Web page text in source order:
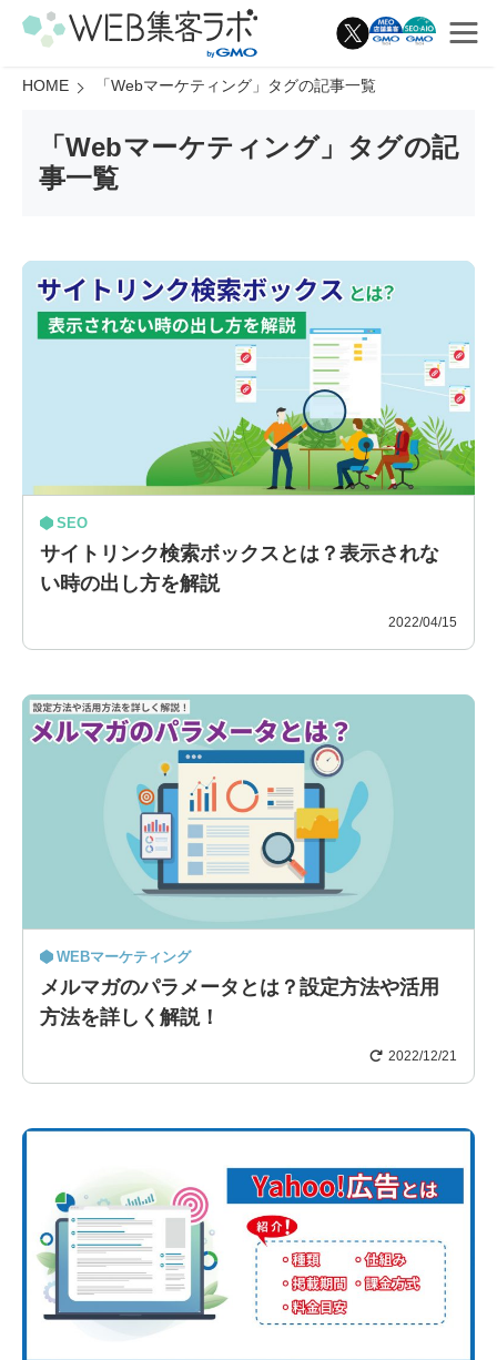
HOME 「Webマーケティング 」タグの記事一覧
「Webマーケティング」タグの記
事一覧
SEO
サイトリンク検索ボックスとは？表示されな
い時の出し方を解説
2022/04/15
WEBマーケティング
メルマガのパラメータとは？設定方法や活用
方法を詳しく解説！
2022/12/21